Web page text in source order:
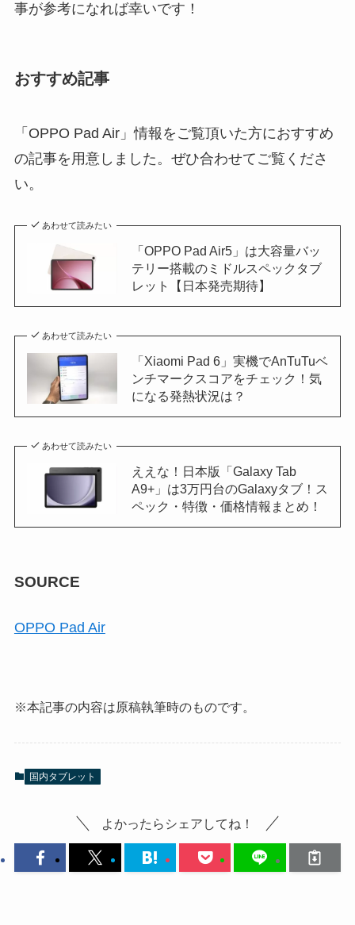
事が参考になれば幸いです！
おすすめ記事
「OPPO Pad Air」情報をご覧頂いた方におすすめ
の記事を用意しました。ぜひ合わせてご覧くださ
い。
あわせて読みたい
「OPPO Pad Air5」は大容量バッ
テリー搭載のミドルスペックタブ
レット【日本発売期待】
あわせて読みたい
「Xiaomi Pad 6」実機でAnTuTuベ
ンチマークスコアをチェック！気
になる発熱状況は？
あわせて読みたい
ええな！日本版「Galaxy Tab
A9+」は3万円台のGalaxyタブ！ス
ペック・特徴・価格情報まとめ！
SOURCE
OPPO Pad Air
※本記事の内容は原稿執筆時のものです。
国内タブレット
よかったらシェアしてね！